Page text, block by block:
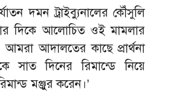
দমন ট্রাইব্যুনালের কৌঁসুলি
দিকে আলোচিত ওই মামলার
আদালতের কাছে প্রার্থনা
সাত দিনের রিমান্ডে নিয়ে
মঞ্জুর করেন।’